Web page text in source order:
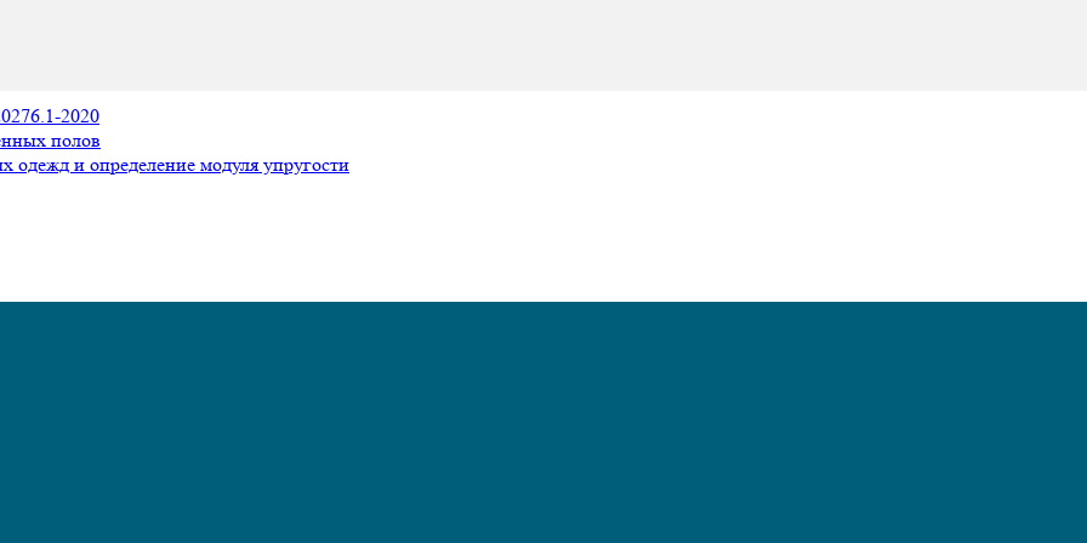
2020
полов
одежд и определение модуля упругости
(ВИК)
ее расположения